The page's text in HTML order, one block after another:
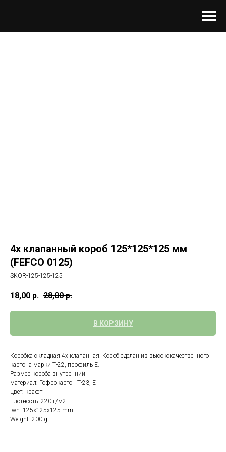
4х клапанный короб 125*125*125 мм
(FEFCO 0125)
SKOR-125-125-125
18,00 р. 28,00 р.
В КОРЗИНУ
Коробка складная 4х клапанная. Короб сделан из высококачественного
картона марки Т-22, профиль Е.
Размер короба внутренний
материал: Гофрокартон Т-23, Е
цвет: крафт
плотность: 220 г/м2
lwh: 125x125x125 mm
Weight: 200 g